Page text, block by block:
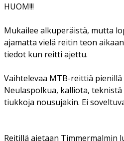
HUOM!!!
Mukailee alkuperäistä, mutta
ajamatta vielä reitin teon
tiedot kun reitti ajettu.
Vaihtelevaa MTB-reittiä
Neulaspolkua, kalliota,
tiukkoja nousujakin. Ei
Reitillä ajetaan Timmermalmin